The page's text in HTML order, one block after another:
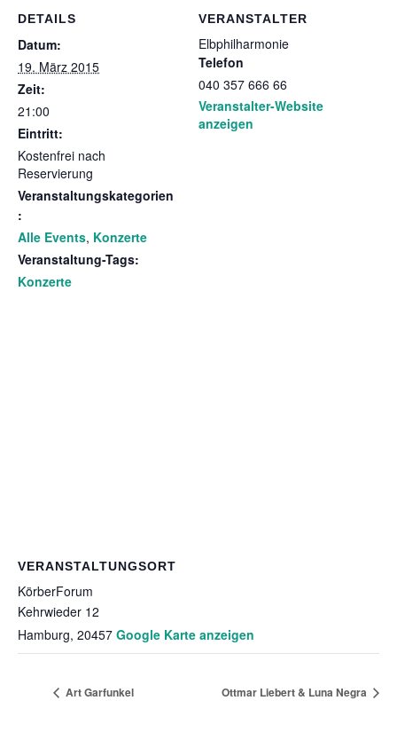
DETAILS
Datum:
19. März 2015
Zeit:
21:00
Eintritt:
Kostenfrei nach
Reservierung
Veranstaltungskategorien
:
Alle Events, Konzerte
Veranstaltung-Tags:
Konzerte
VERANSTALTER
Elbphilharmonie
Telefon
040 357 666 66
Veranstalter-Website
anzeigen
VERANSTALTUNGSORT
KörberForum
Kehrwieder 12
Hamburg, 20457 Google Karte anzeigen
Art Garfunkel Ottmar Liebert & Luna Negra